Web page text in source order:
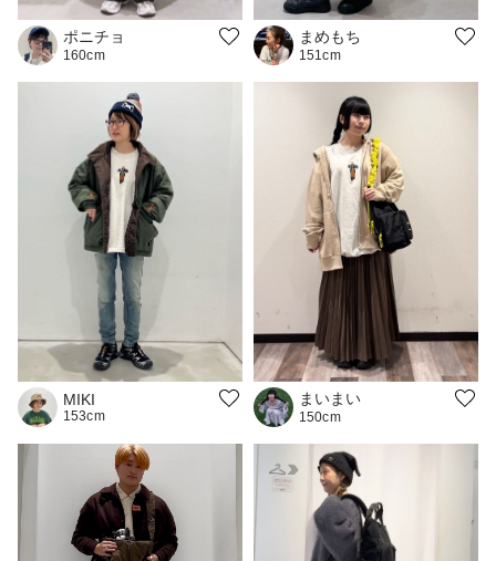
ポニチョ
160cm
まめもち
151cm
MIKI
153cm
まいまい
150cm